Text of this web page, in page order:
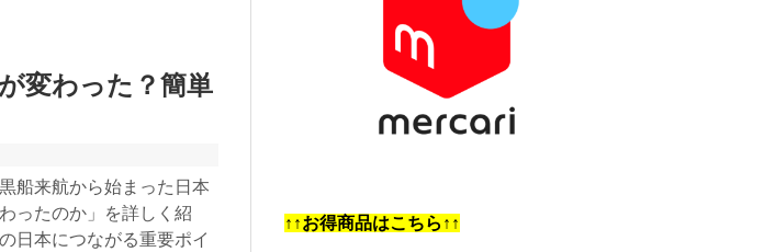
変わった？簡単
船来航から始まった日本
ったのか」を詳しく紹
日本につながる重要ポイ
↑↑お得商品はこちら↑↑